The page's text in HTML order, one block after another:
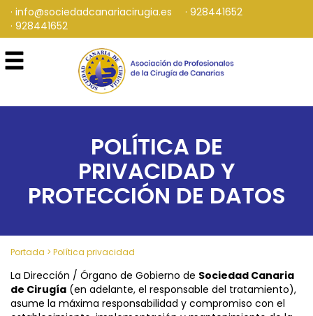
info@sociedadcanariacirugia.es
928441652
928441652
POLÍTICA DE
PRIVACIDAD Y
PROTECCIÓN DE DATOS
Portada > Política privacidad
La Dirección / Órgano de Gobierno de Sociedad Canaria
de Cirugía (en adelante, el responsable del tratamiento),
asume la máxima responsabilidad y compromiso con el